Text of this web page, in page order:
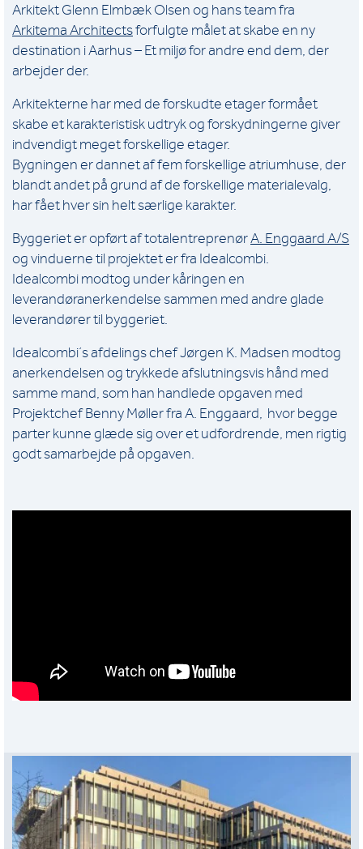
Arkitekt Glenn Elmbæk Olsen og hans team fra
Arkitema Architectsforfulgte målet at skabe en ny
destination i Aarhus – Et miljø for andre end dem, der
arbejder der.
Arkitekterne har med de forskudte etager formået
skabe et karakteristisk udtryk og forskydningerne giver
indvendigt meget forskellige etager.
Bygningen er dannet af fem forskellige atriumhuse, der
blandt andet på grund af de forskellige materialevalg,
har fået hver sin helt særlige karakter.
Byggeriet er opført af totalentreprenørA. Enggaard A/S
og vinduerne til projektet er fra Idealcombi.
Idealcombi modtog under kåringen en
leverandøranerkendelse sammen med andre glade
leverandører til byggeriet.
Idealcombi´s afdelings chef Jørgen K. Madsen modtog
anerkendelsen og trykkede afslutningsvis hånd med
samme mand, som han handlede opgaven med
Projektchef Benny Møller fra A. Enggaard, hvor begge
parter kunne glæde sig over et udfordrende, men rigtig
godt samarbejde på opgaven.